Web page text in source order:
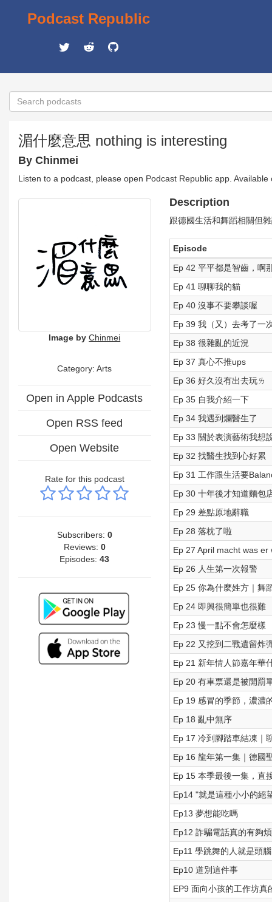
Podcast Republic
湄什麼意思 nothing is interesting
By Chinmei
Listen to a podcast, please open Podcast Republic app.
Image by Chinmei
Category:Arts
Open in Apple Podcasts
Open RSS feed
Open Website
Rate for this podcast
Subscribers: 0
Reviews: 0
Episodes:43
Description
跟德國生活和舞蹈相關但
Episode
Ep 42 平平都是智齒，啊
Ep 41 聊聊我的貓
Ep 40 沒事不要攀談喔
Ep 39 我（又）去考了一
Ep 38 很雜亂的近況
Ep 37 真心不推ups
Ep 36 好久沒有出去玩ㄌ
Ep 35 自我介紹一下
Ep 34 我遇到爛醫生了
Ep 33 關於表演藝術我想
Ep 32 找醫生找到心好累
Ep 31 工作跟生活要
Ep 30 十年後才知道麵包
Ep 29 差點原地辭職
Ep 28 落枕了啦
Ep 27 April macht was er
Ep 26 人生第一次報警
Ep 25 你為什麼姓方｜舞
Ep 24 即興很簡單也很難
Ep 23 慢一點不會怎麼樣
Ep 22 又挖到二戰遺留炸
Ep 21 新年情人節嘉年華
Ep 20 有車票還是被開罰
Ep 19 感冒的季節，濃濃
Ep 18 亂中無序
Ep 17 冷到腳踏車結凍｜
Ep 16 龍年第一集｜德國
Ep 15 本季最後一集，直
Ep14 "就是這種小小的絕
Ep13 夢想能吃嗎
Ep12 詐騙電話真的有夠煩
Ep11 學跳舞的人就是頭
Ep10 道別這件事
EP9 面向小孩的工作坊真